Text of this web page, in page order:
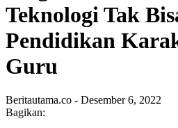
Teknologi Tak
Pendidikan
Guru
Beritautama.co - Desember 6, 2022
Bagikan: